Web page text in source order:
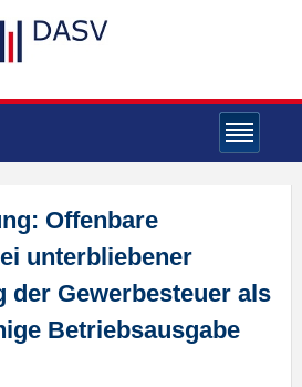
Offenbare
unterbliebener
der Gewerbesteuer als
Betriebsausgabe